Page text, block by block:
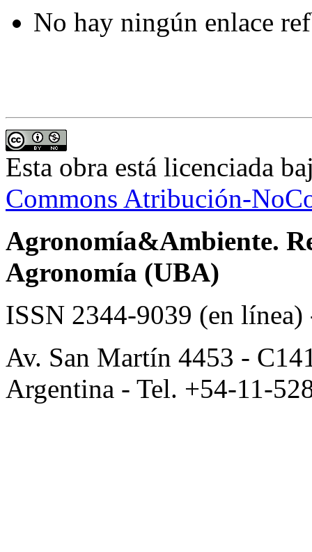
No hay ningún enlace
Esta obra está licenciada
Commons Atribución-
Agronomía&Ambiente.
Agronomía (UBA)
ISSN 2344-9039 (en
Av. San Martín 4453 -
Argentina - Tel. +54-11-